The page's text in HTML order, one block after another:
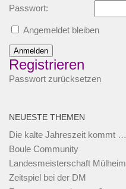
Passwort:
Angemeldet bleiben
Anmelden
Registrieren
Passwort zurücksetzen
NEUESTE THEMEN
Die kalte Jahreszeit kommt …
Boule Community
Landesmeisterschaft Mülheim
Zeitspiel bei der DM